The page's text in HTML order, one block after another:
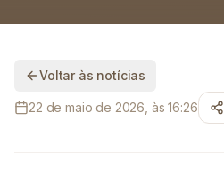
Voltar às notícias
22 de maio de 2026, às 16:26